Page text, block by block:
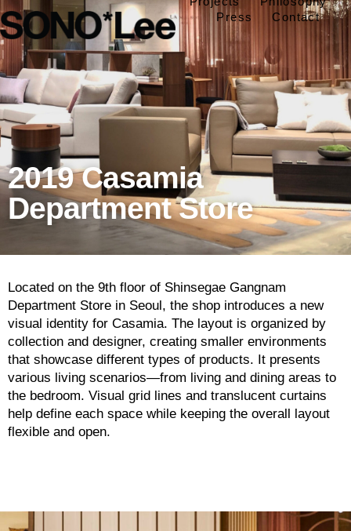
Press
Contact
2019 Casamia
Department Store
Located on the 9th floor of Shinsegae Gangnam
Department Store in Seoul, the shop introduces a new
visual identity for Casamia. The layout is organized by
collection and designer, creating smaller environments
that showcase different types of products. It presents
various living scenarios—from living and dining areas to
the bedroom. Visual grid lines and translucent curtains
help define each space while keeping the overall layout
flexible and open.